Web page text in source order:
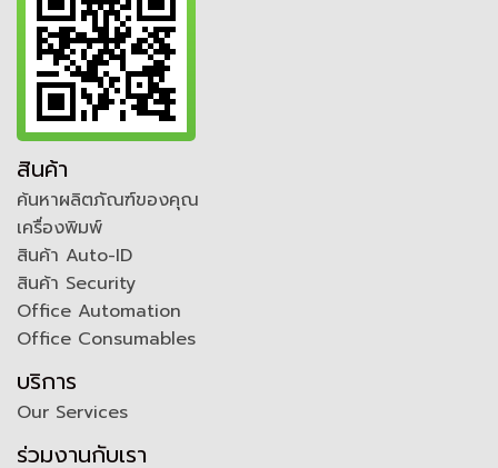
สินค้า
ค้นหาผลิตภัณฑ์ของคุณ
เครื่องพิมพ์
สินค้า Auto-ID
สินค้า Security
Office Automation
Office Consumables
บริการ
Our Services
ร่วมงานกับเรา